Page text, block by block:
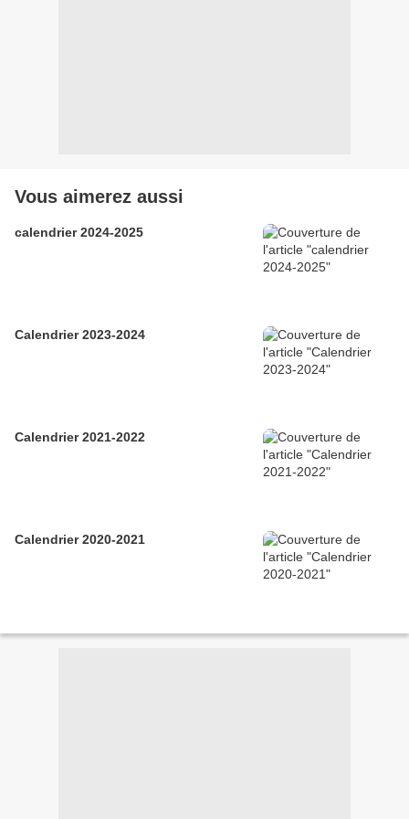
Vous aimerez aussi
calendrier 2024-2025
Calendrier 2023-2024
Calendrier 2021-2022
Calendrier 2020-2021